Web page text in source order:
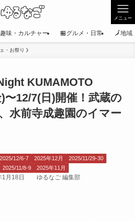
メニュー
味・カルチャー 🏪グルメ・日常 🗾地域
・お祭り
KUMAMOTO
〜12/7(日)開催！武蔵の
水前寺成趣園のイマー
2025/12/6-7 2025年12月
2025/11/29-30
2025/11/8-9 2025年11月
月18日 ゆるなご 編集部